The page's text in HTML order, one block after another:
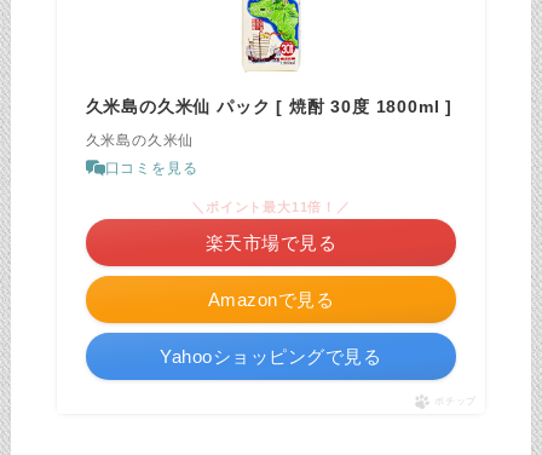
久米島の久米仙 パック [ 焼酎 30度 1800ml ]
久米島の久米仙
口コミを見る
Amazonで見る
＼ポイント最大11倍！／
楽天市場で見る
Yahooショッピングで見る
ポチップ